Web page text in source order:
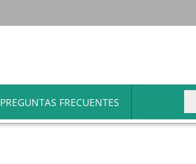
PREGUNTAS FRECUENTES